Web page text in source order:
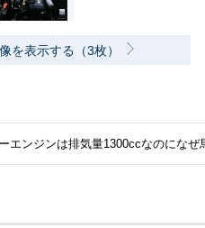
を表示する（3枚）
エンジンは排気量1300ccなのになぜ